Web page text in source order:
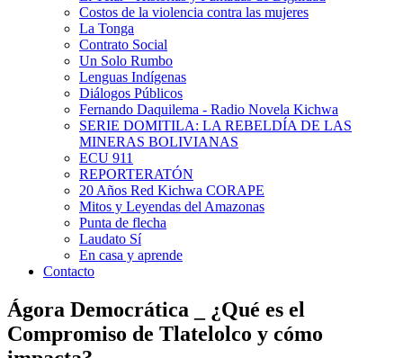
Costos de la violencia contra las mujeres
La Tonga
Contrato Social
Un Solo Rumbo
Lenguas Indígenas
Diálogos Públicos
Fernando Daquilema - Radio Novela Kichwa
SERIE DOMITILA: LA REBELDÍA DE LAS
MINERAS BOLIVIANAS
ECU 911
REPORTERATÓN
20 Años Red Kichwa CORAPE
Mitos y Leyendas del Amazonas
Punta de flecha
Laudato Sí
En casa y aprende
Contacto
Ágora Democrática _ ¿Qué es el
Compromiso de Tlatelolco y cómo